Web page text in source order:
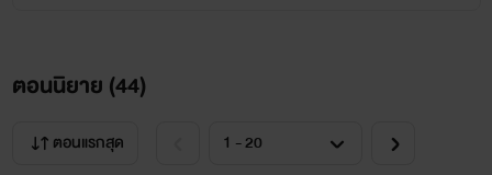
ตอนนิยาย (44)
ตอนแรกสุด